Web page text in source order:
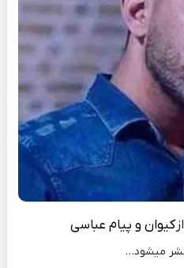
ازکیوان و پیام عباسی
میشود…